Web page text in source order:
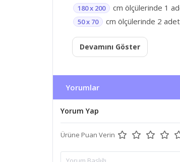
180 x 200 cm ölçülerinde 1
50 x 70 cm ölçülerinde 2 adet
Devamını Göster
Yorumlar
Yorum Yap
Ürüne Puan Verin